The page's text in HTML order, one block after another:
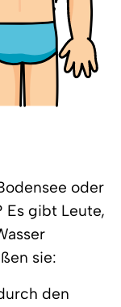
oder
Es gibt Leute,
sie:
den